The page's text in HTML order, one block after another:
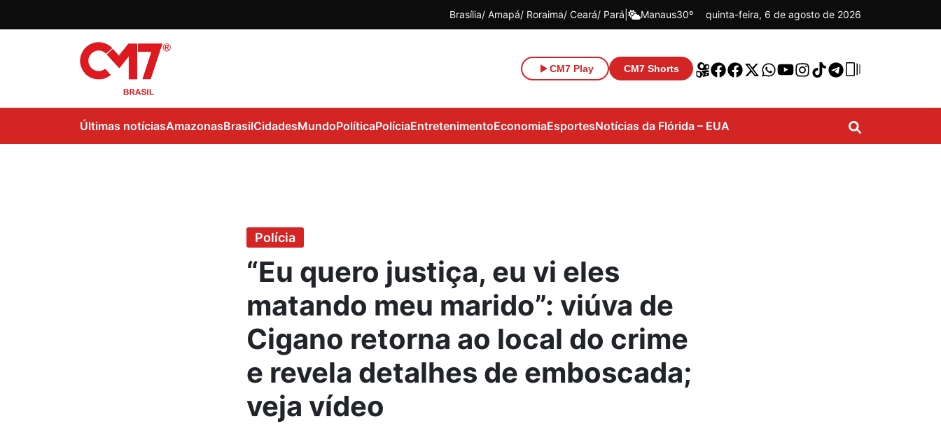
Brasília Amapá Roraima Ceará Pará Manaus30º quinta-feira, 6 de agosto de 2026
CM7 Play CM7 Shorts
Últimas notíciasAmazonasBrasilCidadesMundoPolíticaPolíciaEntretenimentoEconomiaEsportesNotícias da Flórida – EUA
Polícia
“Eu quero justiça, eu vi eles
matando meu marido”: viúva de
Cigano retorna ao local do crime
e revela detalhes de emboscada;
veja vídeo